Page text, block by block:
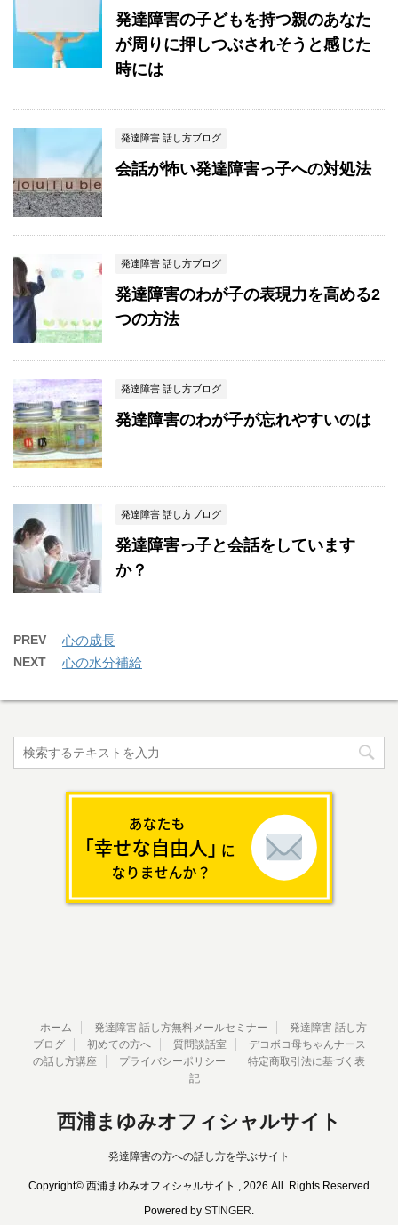
発達障害の子どもを持つ親のあなた
が周りに押しつぶされそうと感じた
時には
発達障害 話し方ブログ
会話が怖い発達障害っ子への対処法
発達障害 話し方ブログ
発達障害のわが子の表現力を高める2
つの方法
発達障害 話し方ブログ
発達障害のわが子が忘れやすいのは
発達障害 話し方ブログ
発達障害っ子と会話をしています
か？
PREV 心の成長
NEXT 心の水分補給
ホーム 発達障害 話し方無料メールセミナー
発達障害 話し方
ブログ
初めての方へ 質問談話室
デコボコ母ちゃんナース
の話し方講座
プライバシーポリシー
特定商取引法に基づく表
記
西浦まゆみオフィシャルサイト
発達障害の方への話し方を学ぶサイト
Copyright© 西浦まゆみオフィシャルサイト , 2026 All Rights Reserved
Powered by STINGER